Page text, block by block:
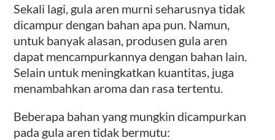
Sekali lagi, gula aren murni seharusnya tidak
dicampur dengan bahan apa pun. Namun,
untuk banyak alasan, produsen gula aren
dapat mencampurkannya dengan bahan lain.
Selain untuk meningkatkan kuantitas, juga
menambahkan aroma dan rasa tertentu.
Beberapa bahan yang mungkin dicampurkan
pada gula aren tidak bermutu: